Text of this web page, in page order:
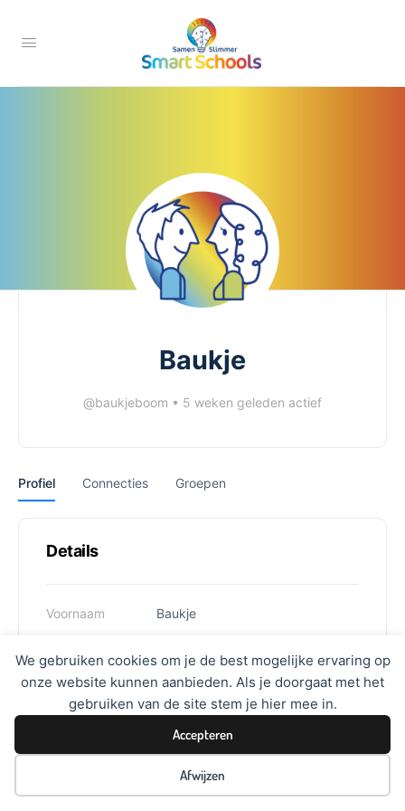
We gebruiken cookies om je de best mogelijke ervaring op
onze website kunnen aanbieden. Als je doorgaat met het
gebruiken van de site stem je hier mee in.
Accepteren
Afwijzen
Baukje
@baukjeboom • 5 weken geleden actief
Profiel Connecties Groepen
Details
Voornaam Baukje
Achternaam Boom
Gebruikersnaam baukjeboom